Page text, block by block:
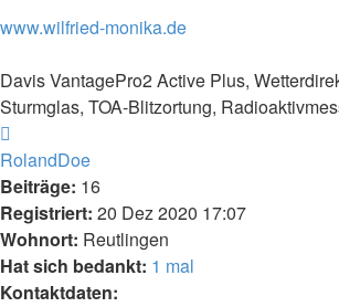
www.wilfried-monika.de
Davis VantagePro2 Active Plus,
Sturmglas, TOA-Blitzortung,
oben
RolandDoe
Beiträge: 16
Registriert: 20 Dez 2020 17:07
Wohnort: Reutlingen
Hat sich bedankt: 1 mal
Kontaktdaten: